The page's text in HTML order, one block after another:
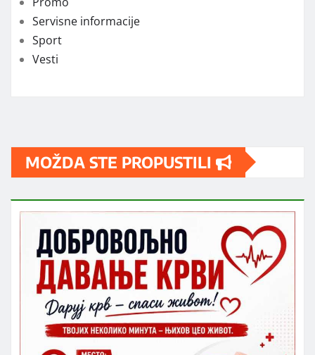
Servisne informacije
Sport
Vesti
MOŽDA STE PROPUSTILI